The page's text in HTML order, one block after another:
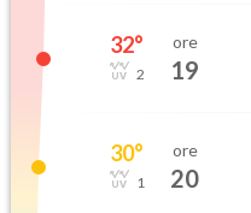
32°
2
ore
19
30°
1
ore
20